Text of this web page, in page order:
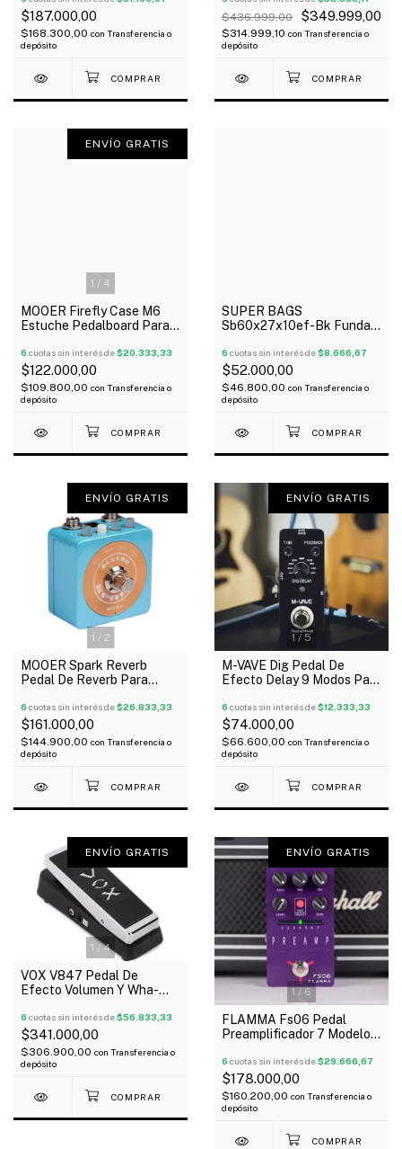
$187.000,00
$168.300,00 con Transferencia o
depósito
$436.999,00 $349.999,00
$314.999,10 con Transferencia o
depósito
1 / 4
ENVÍO GRATIS
MOOER Firefly Case M6
Estuche Pedalboard Para 6
Oferta!
6 cuotas sin interés de$20.333,33
$122.000,00
$109.800,00 con Transferencia o
depósito
SUPER BAGS
Sb60x27x10ef-Bk Funda
Multiefectos Acolchada
10Mm
6 cuotas sin interés de$8.666,67
$52.000,00
$46.800,00 con Transferencia o
depósito
1 / 2
ENVÍO GRATIS
MOOER Spark Reverb
Pedal De Reverb Para
6 cuotas sin interés de$26.833,33
$161.000,00
$144.900,00 con Transferencia o
depósito
1 / 5
ENVÍO GRATIS
M-VAVE Dig Pedal De
Efecto Delay 9 Modos Para
6 cuotas sin interés de$12.333,33
$74.000,00
$66.600,00 con Transferencia o
depósito
1 /4
ENVÍO GRATIS
VOX V847 Pedal De
Efecto Volumen Y Wha-
6 cuotas sin interés de$56.833,33
$341.000,00
$306.900,00 con Transferencia o
depósito
1 / 6
ENVÍO GRATIS
FLAMMA Fs06 Pedal
Preamplificador 7 Modelos
6 cuotas sin interés de$29.666,67
$178.000,00
$160.200,00 con Transferencia o
depósito